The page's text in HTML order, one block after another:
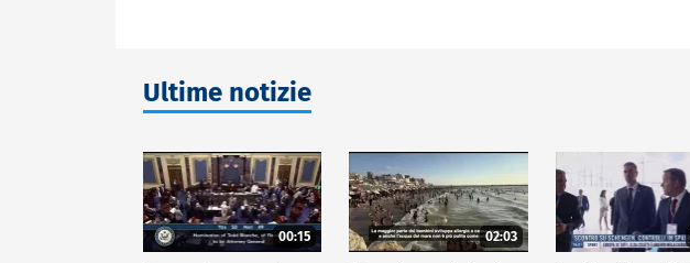
Ultime notizie
00:15 02:03